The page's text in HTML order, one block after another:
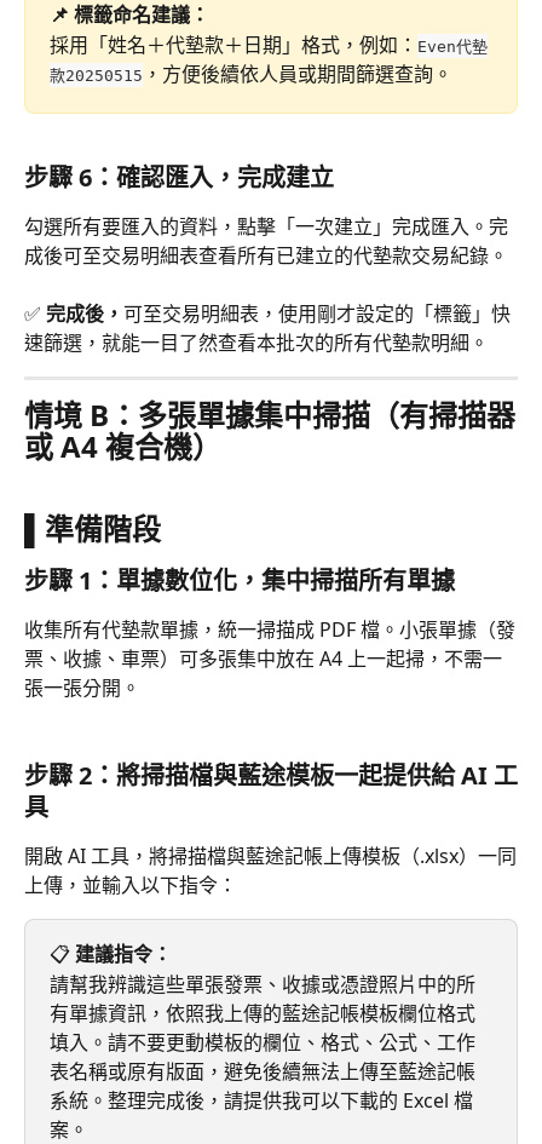
📌 標籤命名建議：
採用「姓名＋代墊款＋日期」格式，例如： Even代墊
款20250515 ，方便後續依人員或期間篩選查詢。
步驟 6：確認匯入，完成建立
勾選所有要匯入的資料，點擊「一次建立」完成匯入。完
成後可至交易明細表查看所有已建立的代墊款交易紀錄。
✅ 完成後， 可至交易明細表，使用剛才設定的「標籤」快
速篩選，就能一目了然查看本批次的所有代墊款明細。
情境 B：多張單據集中掃描（有掃描器
或 A4 複合機）
▌準備階段
步驟 1：單據數位化，集中掃描所有單據
收集所有代墊款單據，統一掃描成 PDF 檔。小張單據（發
票、收據、車票）可多張集中放在 A4 上一起掃，不需一
張一張分開。
步驟 2：將掃描檔與藍途模板一起提供給 AI 工
具
開啟 AI 工具，將掃描檔與藍途記帳上傳模板（.xlsx）一同
上傳，並輸入以下指令：
📋 建議指令：
請幫我辨識這些單張發票、收據或憑證照片中的所
有單據資訊，依照我上傳的藍途記帳模板欄位格式
填入。請不要更動模板的欄位、格式、公式、工作
表名稱或原有版面，避免後續無法上傳至藍途記帳
系統。整理完成後，請提供我可以下載的 Excel 檔
案。